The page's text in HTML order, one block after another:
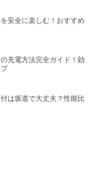
安全に楽しむ！おすすめ
充電方法完全ガイド！効
は坂道で大丈夫？性能比